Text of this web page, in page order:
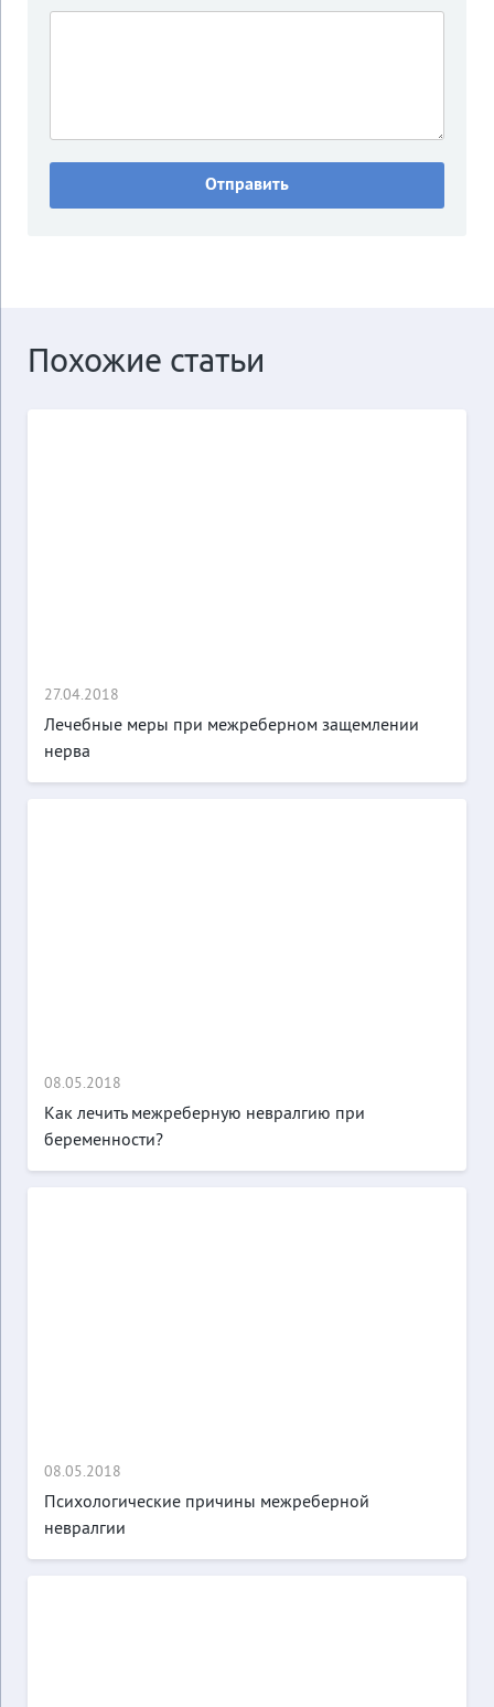
Похожие статьи
27.04.2018
Лечебные меры при межреберном защемлении
нерва
08.05.2018
Как лечить межреберную невралгию при
беременности?
08.05.2018
Психологические причины межреберной
невралгии